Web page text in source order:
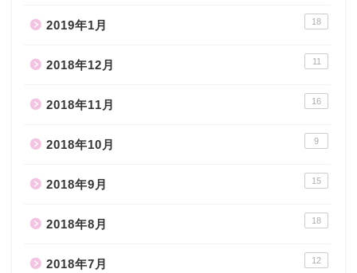
2019年1月 18
2018年12月 11
2018年11月 16
2018年10月 9
2018年9月 15
2018年8月 18
2018年7月 12